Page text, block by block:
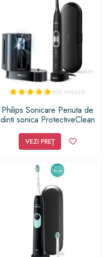
(66 voturi)
Philips Sonicare Periuta de
dinti sonica ProtectiveClean
VEZI PREȚ